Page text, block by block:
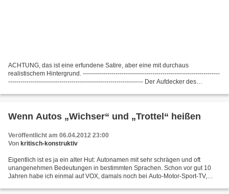
ACHTUNG, das ist eine erfundene Satire, aber eine mit durchaus
realistischem Hintergrund. -------------------------------------------------------------------
------------------------------------------------------------------ Der Aufdecker des
Wenn Autos „Wichser“ und „Trottel“ heißen
Veröffentlicht am 06.04.2012 23:00
Von kritisch-konstruktiv
Eigentlich ist es ja ein alter Hut: Autonamen mit sehr schrägen und oft
unangenehmen Bedeutungen in bestimmten Sprachen. Schon vor gut 10
Jahren habe ich einmal auf VOX, damals noch bei Auto-Motor-Sport-TV,